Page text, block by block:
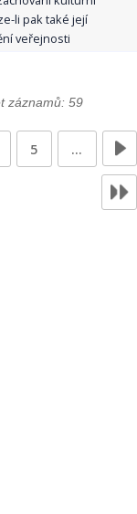
li pak také její
veřejnosti
záznamů: 59
5 …